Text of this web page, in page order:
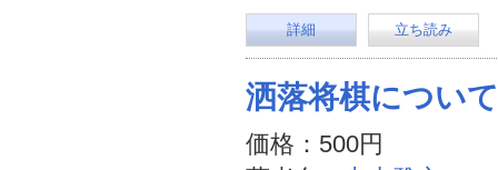
詳細 立ち読み
洒落将棋について
価格：500円